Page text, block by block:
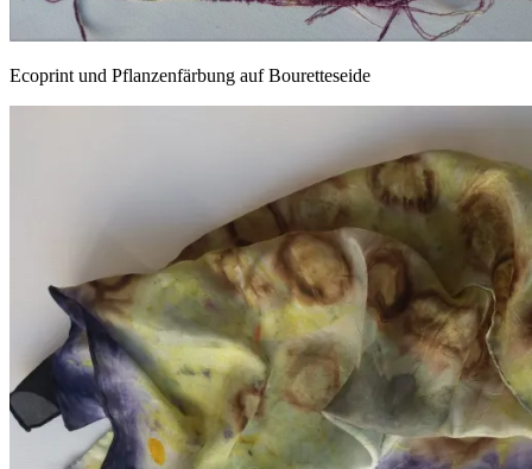
Ecoprint und Pflanzenfärbung auf Bouretteseide